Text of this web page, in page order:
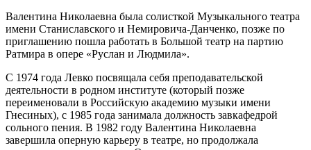
Валентина Николаевна была солисткой Музыкального театра
имени Станиславского и Немировича-Данченко, позже по
приглашению пошла работать в Большой театр на партию
Ратмира в опере «Руслан и Людмила».
С 1974 года Левко посвящала себя преподавательской
деятельности в родном институте (который позже
переименовали в Российскую академию музыки имени
Гнесиных), с 1985 года занимала должность завкафедрой
сольного пения. В 1982 году Валентина Николаевна
завершила оперную карьеру в театре, но продолжала